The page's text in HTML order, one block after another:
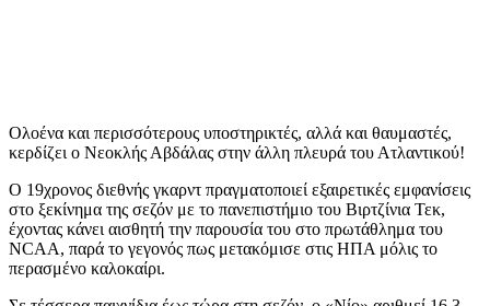
Ολοένα και περισσότερους υποστηρικτές, αλλά και θαυμαστές,
κερδίζει ο Νεοκλής Αβδάλας στην άλλη πλευρά του Ατλαντικού!
Ο 19χρονος διεθνής γκαρντ πραγματοποιεί εξαιρετικές εμφανίσεις
στο ξεκίνημα της σεζόν με το πανεπιστήμιο του Βιρτζίνια Τεκ,
έχοντας κάνει αισθητή την παρουσία του στο πρωτάθλημα του
NCAA, παρά το γεγονός πως μετακόμισε στις ΗΠΑ μόλις το
περασμένο καλοκαίρι.